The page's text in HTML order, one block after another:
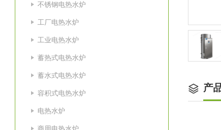
不锈钢电热水炉
工厂电热水炉
工业电热水炉
蓄热式电热水炉
蓄水式电热水炉
容积式电热水炉
电热水炉
产